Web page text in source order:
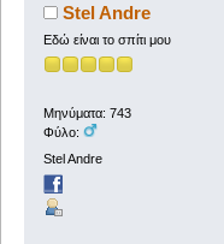
Stel Andre
Εδώ είναι το σπίτι μου
Μηνύματα: 743
Φύλο:
Stel Andre